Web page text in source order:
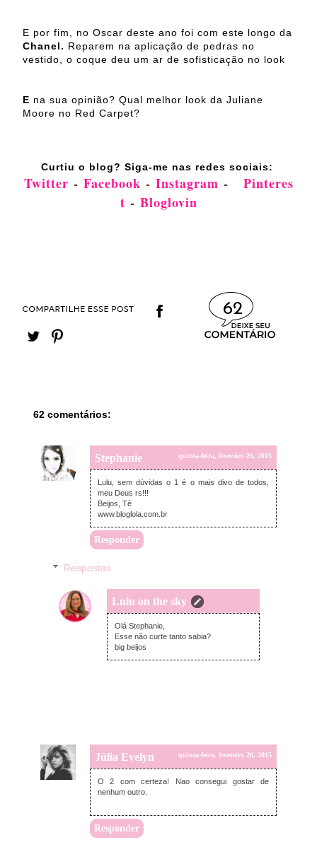
E por fim, no Oscar deste ano foi com este longo da
Chanel. Reparem na aplicação de pedras no
vestido, o coque deu um ar de sofisticação no look
E na sua opinião? Qual melhor look da Juliane
Moore no Red Carpet?
Curtiu o blog? Siga-me nas redes sociais:
Twitter - Facebook - Instagram - Pinteres
t - Bloglovin
62
62 comentários:
Stephanie quinta-feira, fevereiro 26, 2015
Lulu, sem dúvidas o 1 é o mais divo de todos,
meu Deus rs!!!
Beijos, Té
www.bloglola.com.br
Responder
Respostas
Lulu on the sky
quinta-feira, fevereiro 26, 2015
Olá Stephanie,
Esse não curte tanto sabia?
big beijos
Júlia Evelyn quinta-feira, fevereiro 26, 2015
O 2 com certeza! Nao consegui gostar de
nenhum outro.
Responder